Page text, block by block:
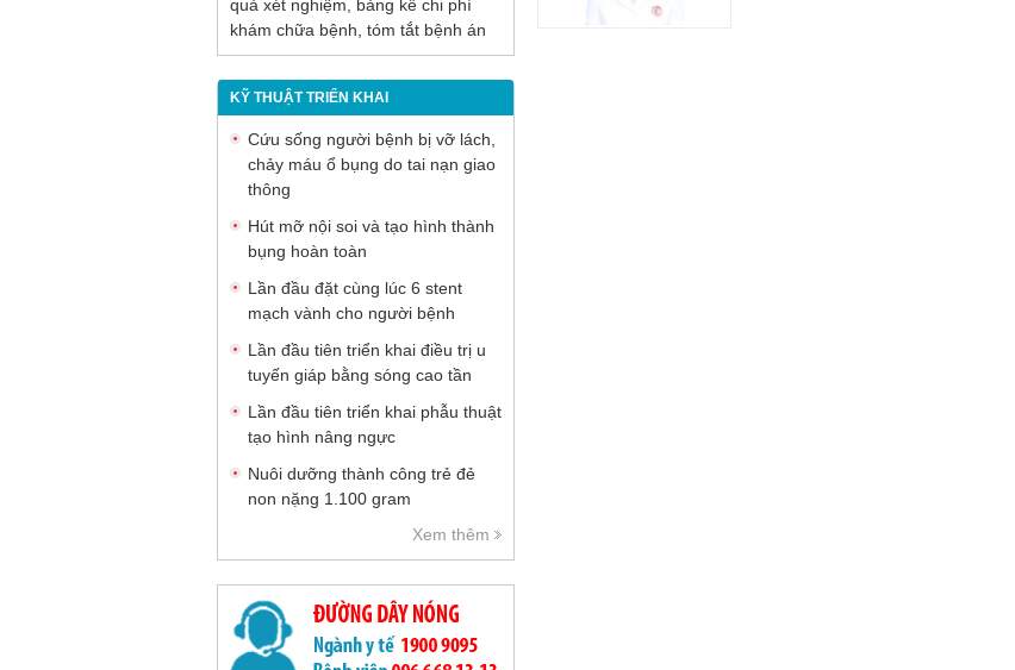
quả xét nghiệm, bảng kê chi phí
khám chữa bệnh, tóm tắt bệnh án
KỸ THUẬT TRIỂN KHAI
Cứu sống người bệnh bị vỡ lách,
chảy máu ổ bụng do tai nạn giao
thông
Hút mỡ nội soi và tạo hình thành
bụng hoàn toàn
Lần đầu đặt cùng lúc 6 stent
mạch vành cho người bệnh
Lần đầu tiên triển khai điều trị u
tuyến giáp bằng sóng cao tần
Lần đầu tiên triển khai phẫu thuật
tạo hình nâng ngực
Nuôi dưỡng thành công trẻ đẻ
non nặng 1.100 gram
Xem thêm